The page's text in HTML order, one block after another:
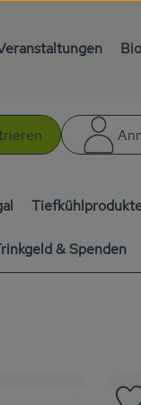
& Spenden
, Verband:
, Kontrollstelle:
.